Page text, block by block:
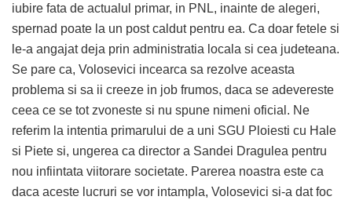
iubire fata de actualul primar, in PNL, inainte de alegeri,
spernad poate la un post caldut pentru ea. Ca doar fetele si
le-a angajat deja prin administratia locala si cea judeteana.
Se pare ca, Volosevici incearca sa rezolve aceasta
problema si sa ii creeze in job frumos, daca se adevereste
ceea ce se tot zvoneste si nu spune nimeni oficial. Ne
referim la intentia primarului de a uni SGU Ploiesti cu Hale
si Piete si, ungerea ca director a Sandei Dragulea pentru
nou infiintata viitorare societate. Parerea noastra este ca
daca aceste lucruri se vor intampla, Volosevici si-a dat foc